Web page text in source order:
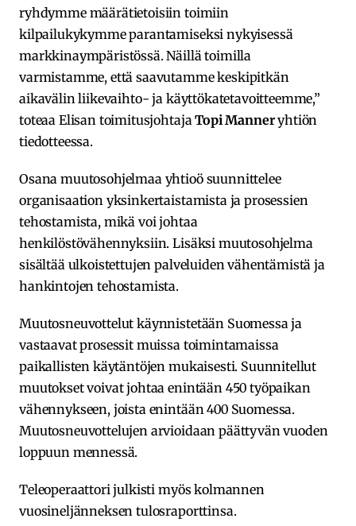
ryhdymme määrätietoisiin toimiin
kilpailukykymme parantamiseksi nykyisessä
markkinaympäristössä. Näillä toimilla
varmistamme, että saavutamme keskipitkän
aikavälin liikevaihto- ja käyttökatetavoitteemme,”
toteaa Elisan toimitusjohtajaTopi Manneryhtiön
tiedotteessa.
Osana muutosohjelmaa yhtioö suunnittelee
organisaation yksinkertaistamista ja prosessien
tehostamista, mikä voi johtaa
henkilöstövähennyksiin. Lisäksi muutosohjelma
sisältää ulkoistettujen palveluiden vähentämistä ja
hankintojen tehostamista.
Muutosneuvottelut käynnistetään Suomessa ja
vastaavat prosessit muissa toimintamaissa
paikallisten käytäntöjen mukaisesti. Suunnitellut
muutokset voivat johtaa enintään 450 työpaikan
vähennykseen, joista enintään 400 Suomessa.
Muutosneuvottelujen arvioidaan päättyvän vuoden
loppuun mennessä.
Teleoperaattori julkisti myös kolmannen
vuosineljänneksen tulosraporttinsa.